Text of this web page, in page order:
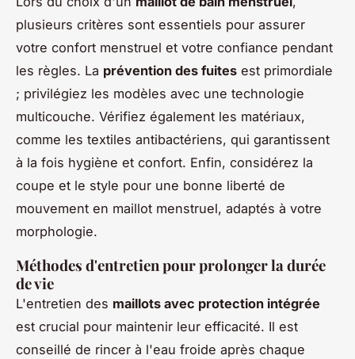
plusieurs critères sont essentiels pour assurer
votre confort menstruel et votre confiance pendant
les règles. La prévention des fuites est primordiale
; privilégiez les modèles avec une technologie
multicouche. Vérifiez également les matériaux,
comme les textiles antibactériens, qui garantissent
à la fois hygiène et confort. Enfin, considérez la
coupe et le style pour une bonne liberté de
mouvement en maillot menstruel, adaptés à votre
morphologie.
Méthodes d'entretien pour prolonger la durée
de vie
L'entretien des maillots avec protection intégrée
est crucial pour maintenir leur efficacité. Il est
conseillé de rincer à l'eau froide après chaque